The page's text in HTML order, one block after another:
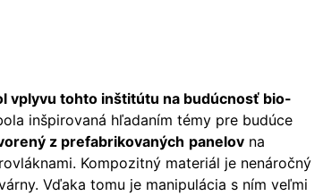
vplyvu tohto inštitútu na budúcnosť bio-
inšpirovaná hľadaním témy pre budúce
z prefabrikovaných panelov na
Kompozitný materiál je nenáročný
Vďaka tomu je manipulácia s ním veľmi